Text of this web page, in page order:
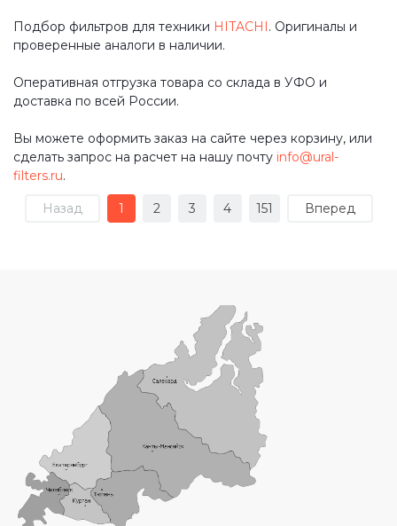
Подбор фильтров для техники HITACHI. Оригиналы и
проверенные аналоги в наличии.
Оперативная отгрузка товара со склада в УФО и
доставка по всей России.
Вы можете оформить заказ на сайте через корзину, или
сделать запрос на расчет на нашу почту info@ural-
filters.ru.
Назад 1 2 3 4 151 Вперед